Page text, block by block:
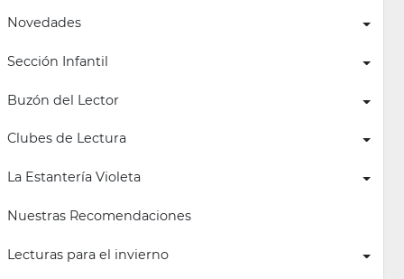
Novedades
Sección Infantil
Buzón del Lector
Clubes de Lectura
La Estantería Violeta
Nuestras Recomendaciones
Lecturas para el invierno